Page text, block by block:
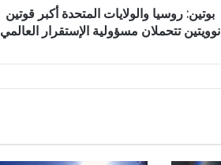
بوتين: روسيا والولايات المتحدة أكبر قوتين
نوويتين تتحملان مسؤولية الإستقرار العالمي